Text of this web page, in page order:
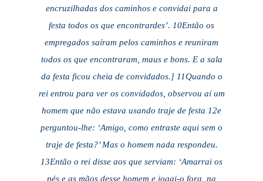
encruzilhadas dos caminhos e convidai para a
festa todos os que encontrardes’. 10Então os
empregados saíram pelos caminhos e reuniram
todos os que encontraram, maus e bons. E a sala
da festa ficou cheia de convidados.] 11Quando o
rei entrou para ver os convidados, observou aí um
homem que não estava usando traje de festa 12e
perguntou-lhe: ‘Amigo, como entraste aqui sem o
traje de festa?’ Mas o homem nada respondeu.
13Então o rei disse aos que serviam: ‘Amarrai os
pés e as mãos desse homem e jogai-o fora, na